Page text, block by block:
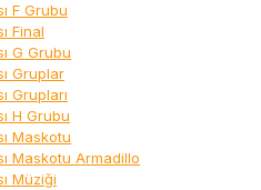
F Grubu
Final
G Grubu
Gruplar
Grupları
H Grubu
Maskotu
Maskotu Armadillo
Müziği